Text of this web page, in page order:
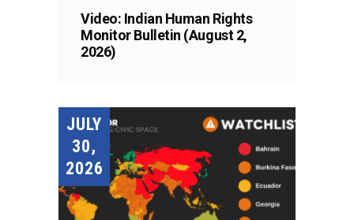
Video: Indian Human Rights
Monitor Bulletin (August 2,
2026)
JULY
30,
2026